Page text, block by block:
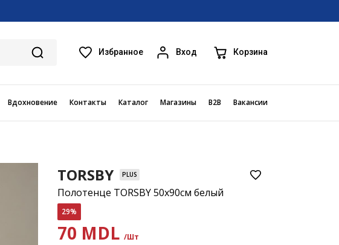
Избранное Вход Корзина
Вдохновение Контакты Каталог Магазины B2B Вакансии
TORSBY PLUS
Полотенце TORSBY 50x90см белый
29%
70 MDL /Шт